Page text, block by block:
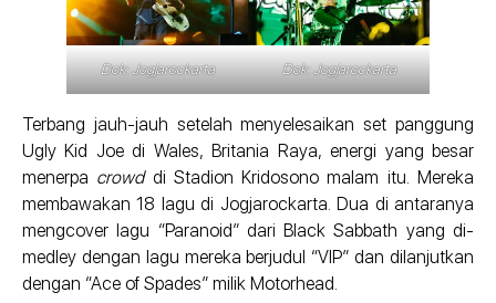
Dok: Jogjarockarta Dok: Jogjarockarta
Terbang jauh-jauh setelah menyelesaikan set panggung
Ugly Kid Joe di Wales, Britania Raya, energi yang besar
menerpa crowddi Stadion Kridosono malam itu. Mereka
membawakan 18 lagu di Jogjarockarta. Dua di antaranya
mengcover lagu “Paranoid” dari Black Sabbath yang di-
medley dengan lagu mereka berjudul “VIP” dan dilanjutkan
dengan “Ace of Spades” milik Motorhead.